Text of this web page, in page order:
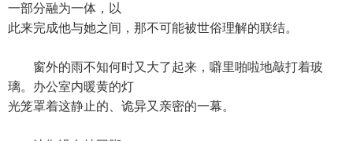
一部分融为一体，以
此来完成他与她之间，那不可能被世俗理解的联结。
窗外的雨不知何时又大了起来，噼里啪啦地敲打着玻
璃。办公室内暖黄的灯
光笼罩着这静止的、诡异又亲密的一幕。